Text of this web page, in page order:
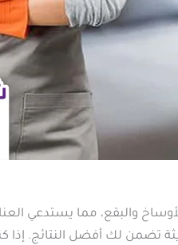
والبقع، مما يستدعي
تضمن لك أفضل النتائج. إذا